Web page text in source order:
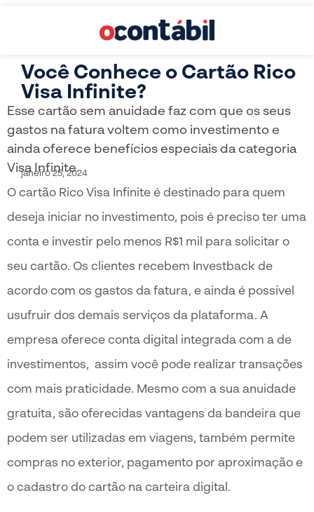
Você Conhece o Cartão Rico
Visa Infinite?
Esse cartão sem anuidade faz com que os seus
gastos na fatura voltem como investimento e
ainda oferece benefícios especiais da categoria
Visa Infinite.
janeiro 25, 2024
O cartão Rico Visa Infinite é destinado para quem
deseja iniciar no investimento, pois é preciso ter uma
conta e investir pelo menos R$1 mil para solicitar o
seu cartão. Os clientes recebem Investback de
acordo com os gastos da fatura, e ainda é possível
usufruir dos demais serviços da plataforma. A
empresa oferece conta digital integrada com a de
investimentos, assim você pode realizar transações
com mais praticidade. Mesmo com a sua anuidade
gratuita, são oferecidas vantagens da bandeira que
podem ser utilizadas em viagens, também permite
compras no exterior, pagamento por aproximação e
o cadastro do cartão na carteira digital.